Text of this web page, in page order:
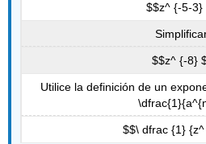
$$z^ {-5-3}
$$z^ {-8}
Utilice la definición de un
$$\ dfrac {1}